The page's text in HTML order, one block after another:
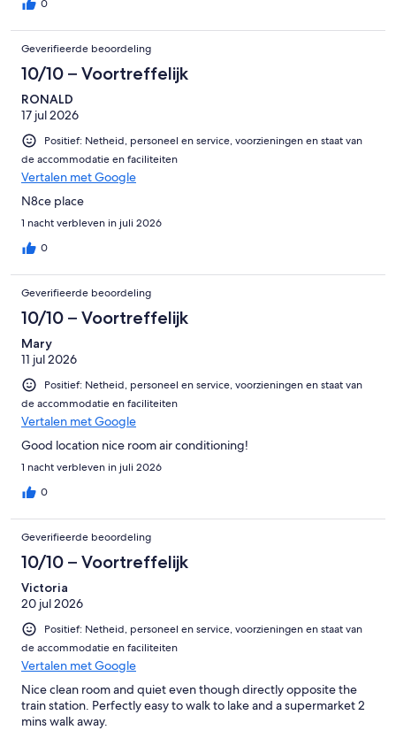
0
Geverifieerde beoordeling
10/10 – Voortreffelijk
RONALD
17 jul 2026
Positief: Netheid, personeel en service, voorzieningen en staat van
de accommodatie en faciliteiten
Vertalen met Google
N8ce place
1 nacht verbleven in juli 2026
0
Geverifieerde beoordeling
10/10 – Voortreffelijk
Mary
11 jul 2026
Positief: Netheid, personeel en service, voorzieningen en staat van
de accommodatie en faciliteiten
Vertalen met Google
Good location nice room air conditioning!
1 nacht verbleven in juli 2026
0
Geverifieerde beoordeling
10/10 – Voortreffelijk
Victoria
20 jul 2026
Positief: Netheid, personeel en service, voorzieningen en staat van
de accommodatie en faciliteiten
Vertalen met Google
Nice clean room and quiet even though directly opposite the
train station. Perfectly easy to walk to lake and a supermarket 2
mins walk away.